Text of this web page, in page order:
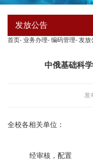
发放公告
首页- 业务办理- 编码管理- 发放
中俄基础科
发
全校各相关单位：
经审核，配置